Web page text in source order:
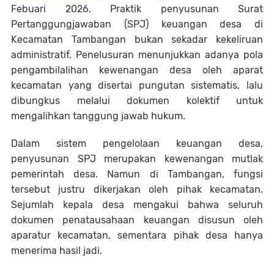
Febuari 2026. Praktik penyusunan Surat
Pertanggungjawaban (SPJ) keuangan desa di
Kecamatan Tambangan bukan sekadar kekeliruan
administratif. Penelusuran menunjukkan adanya pola
pengambilalihan kewenangan desa oleh aparat
kecamatan yang disertai pungutan sistematis, lalu
dibungkus melalui dokumen kolektif untuk
mengalihkan tanggung jawab hukum.
Dalam sistem pengelolaan keuangan desa,
penyusunan SPJ merupakan kewenangan mutlak
pemerintah desa. Namun di Tambangan, fungsi
tersebut justru dikerjakan oleh pihak kecamatan.
Sejumlah kepala desa mengakui bahwa seluruh
dokumen penatausahaan keuangan disusun oleh
aparatur kecamatan, sementara pihak desa hanya
menerima hasil jadi.